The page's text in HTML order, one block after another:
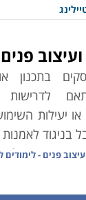
פנים
או יעילות
בניגוד
התוצרים
עושה
פנים -